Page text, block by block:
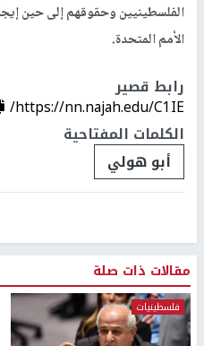
الفلسطينيين وحقوقهم إلى حين
الأمم المتحدة.
رابط قصير
https://nn.najah.edu/C1IE/
الكلمات المفتاحية
أبو هولي
مقالات ذات صلة
فلسطينيات